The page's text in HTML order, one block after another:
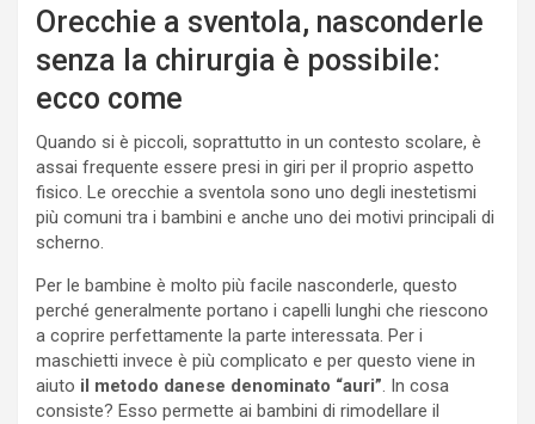
Orecchie a sventola, nasconderle
senza la chirurgia è possibile:
ecco come
Quando si è piccoli, soprattutto in un contesto scolare, è
assai frequente essere presi in giri per il proprio aspetto
fisico. Le orecchie a sventola sono uno degli inestetismi
più comuni tra i bambini e anche uno dei motivi principali di
scherno.
Per le bambine è molto più facile nasconderle, questo
perché generalmente portano i capelli lunghi che riescono
a coprire perfettamente la parte interessata. Per i
maschietti invece è più complicato e per questo viene in
aiuto il metodo danese denominato “auri”. In cosa
consiste? Esso permette ai bambini di rimodellare il